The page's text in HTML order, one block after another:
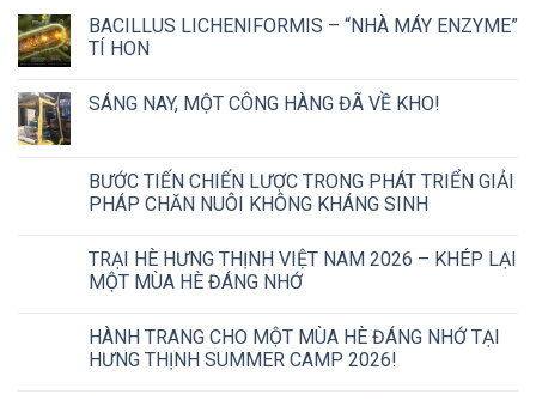
BACILLUS LICHENIFORMIS – “NHÀ MÁY ENZYME”
TÍ HON
SÁNG NAY, MỘT CÔNG HÀNG ĐÃ VỀ KHO!
BƯỚC TIẾN CHIẾN LƯỢC TRONG PHÁT TRIỂN GIẢI
PHÁP CHĂN NUÔI KHÔNG KHÁNG SINH
TRẠI HÈ HƯNG THỊNH VIỆT NAM 2026 – KHÉP LẠI
MỘT MÙA HÈ ĐÁNG NHỚ
HÀNH TRANG CHO MỘT MÙA HÈ ĐÁNG NHỚ TẠI
HƯNG THỊNH SUMMER CAMP 2026!